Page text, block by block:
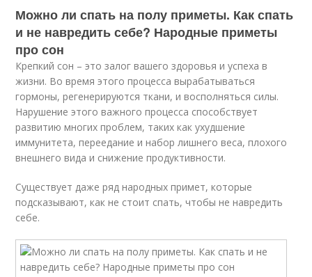
Можно ли спать на полу приметы. Как спать
и не навредить себе? Народные приметы
про сон
Крепкий сон – это залог вашего здоровья и успеха в
жизни. Во время этого процесса вырабатываться
гормоны, регенерируются ткани, и восполняться силы.
Нарушение этого важного процесса способствует
развитию многих проблем, таких как ухудшение
иммунитета, переедание и набор лишнего веса, плохого
внешнего вида и снижение продуктивности.
Существует даже ряд народных примет, которые
подсказывают, как не стоит спать, чтобы не навредить
себе.